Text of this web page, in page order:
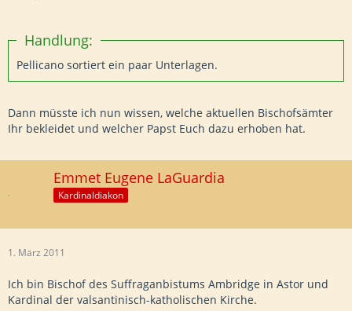
Handlung:
Pellicano sortiert ein paar Unterlagen.
Dann müsste ich nun wissen, welche aktuellen Bischofsämter
Ihr bekleidet und welcher Papst Euch dazu erhoben hat.
Emmet Eugene LaGuardia
Kardinaldiakon
1. März 2011
Ich bin Bischof des Suffraganbistums Ambridge in Astor und
Kardinal der valsantinisch-katholischen Kirche.